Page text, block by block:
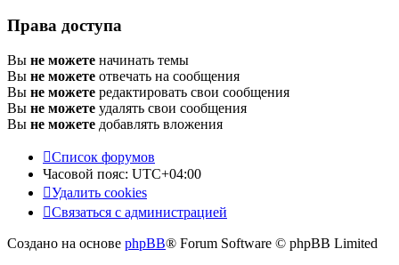
Права доступа
Вы не можете начинать темы
Вы не можете отвечать на сообщения
Вы не можете редактировать свои сообщения
Вы не можете удалять свои сообщения
Вы не можете добавлять вложения
Список форумов
Часовой пояс: UTC+04:00
Удалить cookies
Связаться с администрацией
Создано на основе phpBB® Forum Software © phpBB Limited